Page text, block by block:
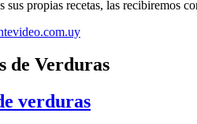
sus propias recetas, las recibiremos
de Verduras
verduras